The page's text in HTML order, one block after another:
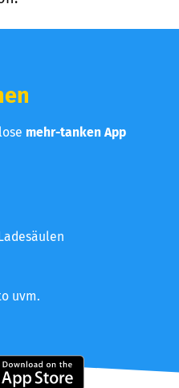
mehr-tanken App
uvm.